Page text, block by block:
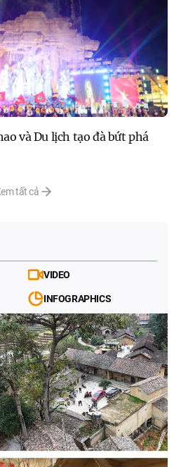
và Du lịch tạo đà bứt phá
tất cả
VIDEO
INFOGRAPHICS